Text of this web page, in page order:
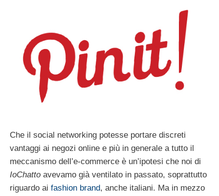
Che il social networking potesse portare discreti
vantaggi ai negozi online e più in generale a tutto il
meccanismo dell’e-commerce è un’ipotesi che noi di
IoChatto avevamo già ventilato in passato, soprattutto
riguardo ai fashion brand, anche italiani. Ma in mezzo